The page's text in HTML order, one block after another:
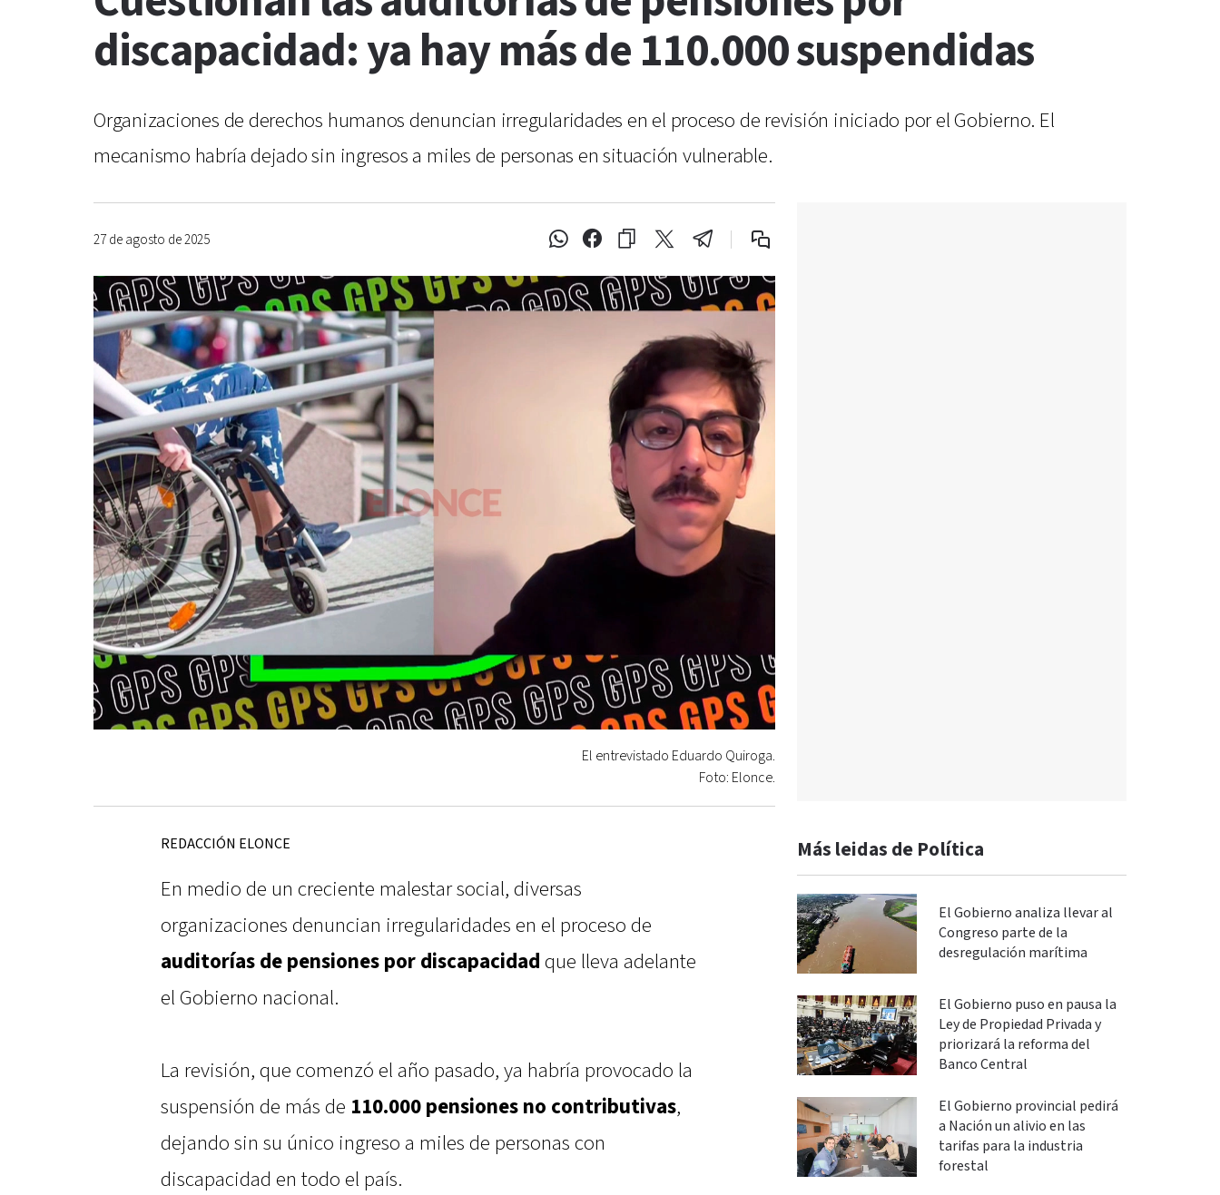
discapacidad: ya hay más de 110.000 suspendidas
Organizaciones de derechos humanos denuncian irregularidades en el proceso de revisión iniciado por el Gobierno. El
mecanismo habría dejado sin ingresos a miles de personas en situación vulnerable.
27 de agosto de 2025
El entrevistado Eduardo Quiroga.
Foto: Elonce.
REDACCIÓN ELONCE
En medio de un creciente malestar social, diversas
organizaciones denuncian irregularidades en el proceso de
auditorías de pensiones por discapacidad que lleva adelante
el Gobierno nacional.
La revisión, que comenzó el año pasado, ya habría provocado la
suspensión de más de 110.000 pensiones no contributivas,
dejando sin su único ingreso a miles de personas con
discapacidad en todo el país.
Más leidas de Política
El Gobierno analiza llevar al
Congreso parte de la
desregulación marítima
El Gobierno puso en pausa la
Ley de Propiedad Privada y
priorizará la reforma del
Banco Central
El Gobierno provincial pedirá
a Nación un alivio en las
tarifas para la industria
forestal